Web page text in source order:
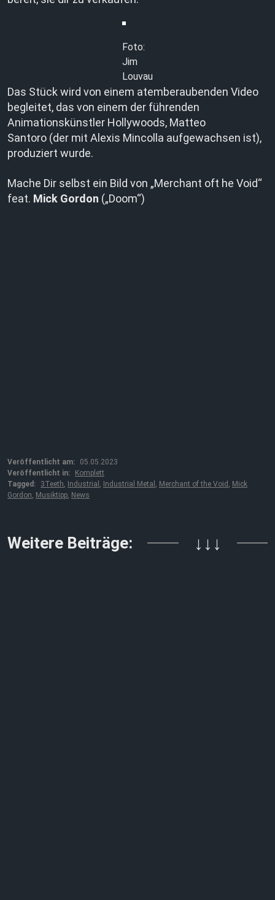
Foto:
Jim
Louvau
Das Stück wird von einem atemberaubenden Video
begleitet, das von einem der führenden
Animationskünstler Hollywoods, Matteo
Santoro (der mit Alexis Mincolla aufgewachsen ist),
produziert wurde.
Mache Dir selbst ein Bild von „Merchant oft he Void“
feat. Mick Gordon („Doom“)
Veröffentlicht am:
05.05.2023
Veröffentlicht in:
Komplett
Tagged:
3Teeth, Industrial , Industrial Metal , Merchant of the Void , Mick
Gordon, Musiktipp, News
Weitere Beiträge: ↓↓↓